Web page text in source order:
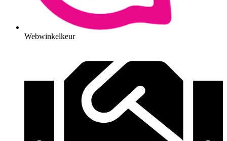
Webwinkelkeur